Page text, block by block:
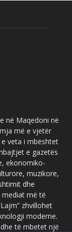
në Maqedoni në
më e vjetër
veta i mbështet
e gazetës
ekonomiko-
muzikore,
dhe
mediat më të
zhvillohet
moderne.
të mbetet një